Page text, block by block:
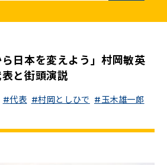
ア
（新しいタブで開く）
ら日本を変えよう」村岡敏英
と街頭演説
代表 村岡としひで
玉木雄一郎